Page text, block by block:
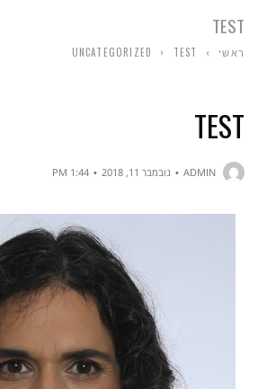
TEST
ראשי ›
UNCATEGORIZED › TEST
TEST
נובמבר 11, 2018 1:44 PM